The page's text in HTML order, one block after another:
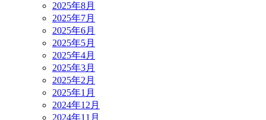
2025年8月
2025年7月
2025年6月
2025年5月
2025年4月
2025年3月
2025年2月
2025年1月
2024年12月
2024年11月